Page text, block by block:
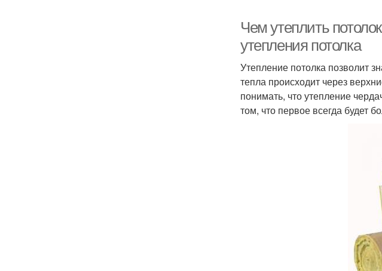
Чем утеплить
утепления потолка
Утепление потолка позволит
тепла происходит через
понимать, что утепление
том, что первое всегда будет